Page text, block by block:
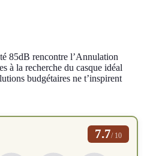
85dB rencontre l’Annulation
à la recherche du casque idéal
budgétaires ne t’inspirent
7.7/ 10